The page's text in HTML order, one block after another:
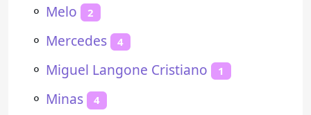
⚬ Melo 2
⚬ Mercedes 4
⚬ Miguel Langone Cristiano 1
⚬ Minas 4